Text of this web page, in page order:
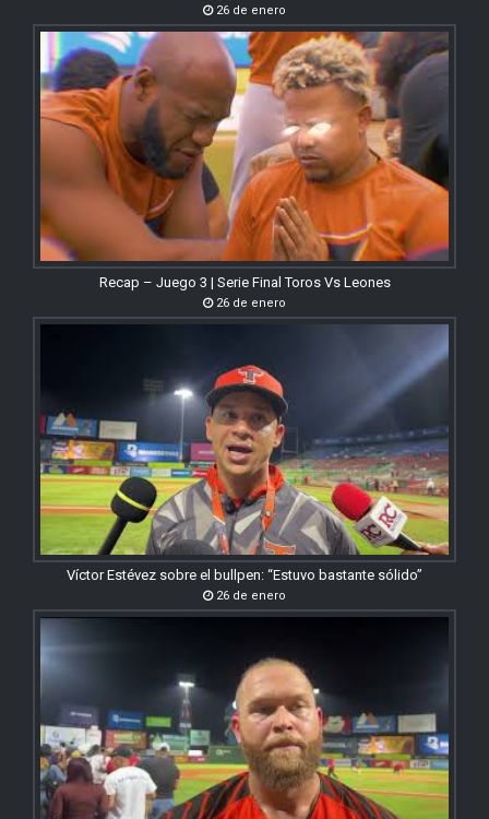
26 de enero
Recap – Juego 3 | Serie Final Toros Vs Leones
26 de enero
Víctor Estévez sobre el bullpen: “Estuvo bastante sólido”
26 de enero